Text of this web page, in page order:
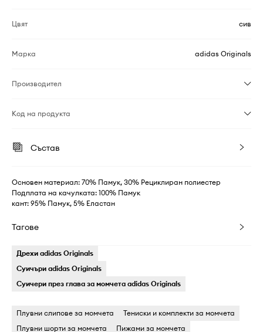
Цвят сив
Марка adidas Originals
Производител
Код на продукта
Състав
Основен материал: 70% Памук, 30% Рециклиран полиестер
Подплата на качулката: 100% Памук
кант: 95% Памук, 5% Еластан
Тагове
Дрехи adidas Originals
Суичъри adidas Originals
Суичери през глава за момчета adidas Originals
Плувни слипове за момчета
Тениски и комплекти за момчета
Плувни шорти за момчета
Пижами за момчета